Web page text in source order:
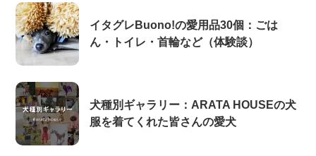
イタグレBuono!の愛用品30個：ごは
ん・トイレ・首輪など（体験談）
犬種別ギャラリー：ARATA HOUSEの犬
服を着てくれた皆さんの愛犬